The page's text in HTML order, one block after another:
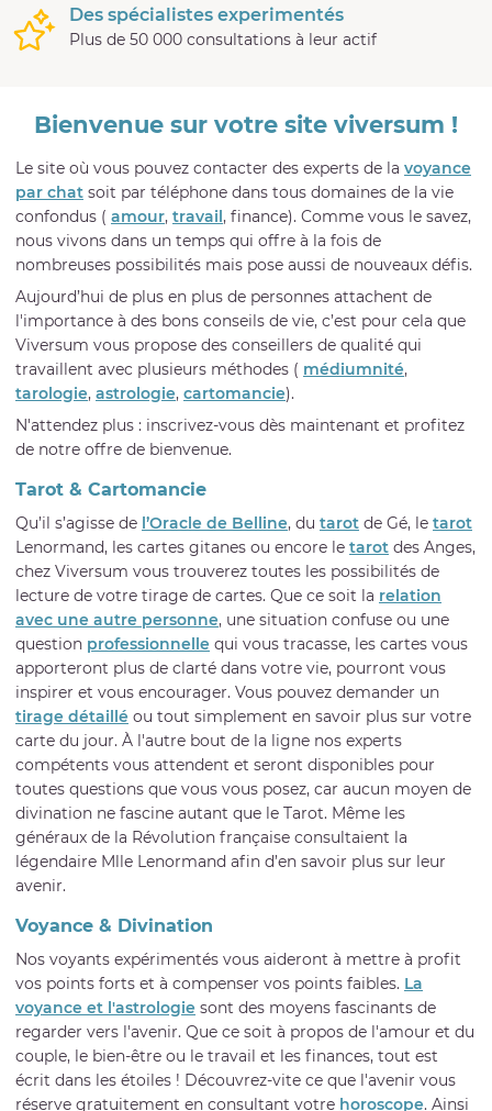
Des spécialistes experimentés
Plus de 50 000 consultations à leur actif
Bienvenue sur votre site viversum !
Le site où vous pouvez contacter des experts de la voyance
par chat soit par téléphone dans tous domaines de la vie
confondus ( amour, travail, finance). Comme vous le savez,
nous vivons dans un temps qui offre à la fois de
nombreuses possibilités mais pose aussi de nouveaux défis.
Aujourd’hui de plus en plus de personnes attachent de
l'importance à des bons conseils de vie, c’est pour cela que
Viversum vous propose des conseillers de qualité qui
travaillent avec plusieurs méthodes ( médiumnité,
tarologie, astrologie, cartomancie).
N'attendez plus : inscrivez-vous dès maintenant et profitez
de notre offre de bienvenue.
Tarot & Cartomancie
Qu’il s’agisse de l’Oracle de Belline, du tarot de Gé, le tarot
Lenormand, les cartes gitanes ou encore le tarot des Anges,
chez Viversum vous trouverez toutes les possibilités de
lecture de votre tirage de cartes. Que ce soit la relation
avec une autre personne, une situation confuse ou une
question professionnelle qui vous tracasse, les cartes vous
apporteront plus de clarté dans votre vie, pourront vous
inspirer et vous encourager. Vous pouvez demander un
tirage détaillé ou tout simplement en savoir plus sur votre
carte du jour. À l'autre bout de la ligne nos experts
compétents vous attendent et seront disponibles pour
toutes questions que vous vous posez, car aucun moyen de
divination ne fascine autant que le Tarot. Même les
généraux de la Révolution française consultaient la
légendaire Mlle Lenormand afin d’en savoir plus sur leur
avenir.
Voyance & Divination
Nos voyants expérimentés vous aideront à mettre à profit
vos points forts et à compenser vos points faibles. La
voyance et l'astrologie sont des moyens fascinants de
regarder vers l'avenir. Que ce soit à propos de l'amour et du
couple, le bien-être ou le travail et les finances, tout est
écrit dans les étoiles ! Découvrez-vite ce que l'avenir vous
réserve gratuitement en consultant votre horoscope. Ainsi